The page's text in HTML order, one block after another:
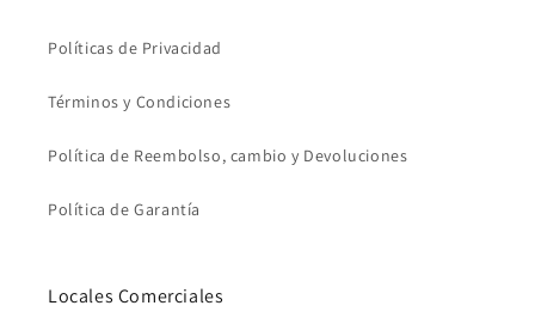
Políticas de Privacidad
Términos y Condiciones
Política de Reembolso, cambio y Devoluciones
Política de Garantía
Locales Comerciales